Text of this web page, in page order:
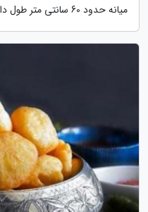
میانه حدود 60 سانتی متر طول دارد.